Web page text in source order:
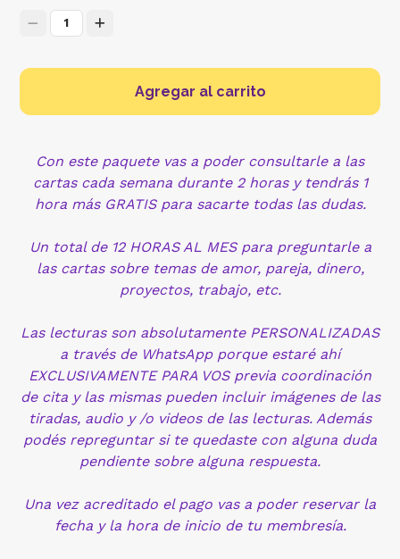
1
Agregar al carrito
Con este paquete vas a poder consultarle a las
cartas cada semana durante 2 horas y tendrás 1
hora más GRATIS para sacarte todas las dudas.
Un total de 12 HORAS AL MES para preguntarle a
las cartas sobre temas de amor, pareja, dinero,
proyectos, trabajo, etc.
Las lecturas son absolutamente PERSONALIZADAS
a través de WhatsApp porque estaré ahí
EXCLUSIVAMENTE PARA VOS previa coordinación
de cita y las mismas pueden incluir imágenes de las
tiradas, audio y /o videos de las lecturas. Además
podés repreguntar si te quedaste con alguna duda
pendiente sobre alguna respuesta.
Una vez acreditado el pago vas a poder reservar la
fecha y la hora de inicio de tu membresía.